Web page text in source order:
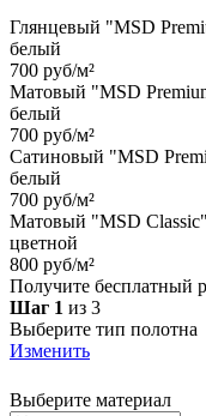
Глянцевый "MSD
белый
700 руб/м²
Матовый "MSD
белый
700 руб/м²
Сатиновый "MSD
белый
700 руб/м²
Матовый "MSD Classic"
цветной
800 руб/м²
Получите бесплатный
Шаг 1 из 3
Выберите тип полотна
Изменить
Выберите материал